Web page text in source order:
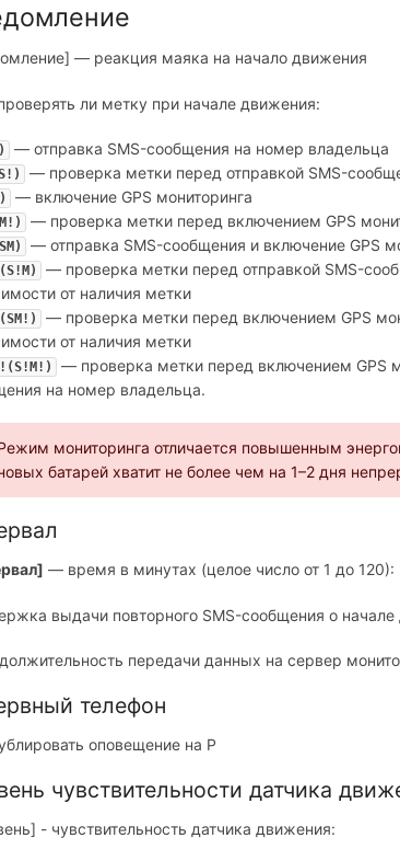
— реакция маяка на начало движения
ли метку при начале движения:
— отправка SMS-сообщения на номер владельца
— проверка метки перед отправкой SMS-
— включение GPS мониторинга
— проверка метки перед включением GPS
— отправка SMS-сообщения и включение GPS
— проверка метки перед отправкой SMS-
от наличия метки
— проверка метки перед включением GPS
от наличия метки
— проверка метки перед включением GPS
на номер владельца.
мониторинга отличается повышенным
батарей хватит не более чем на 1–2 дня
— время в минутах (целое число от 1 до 120):
выдачи повторного SMS-сообщения о
передачи данных на сервер
телефон
оповещение на P
чувствительности датчика
- чувствительность датчика движения: